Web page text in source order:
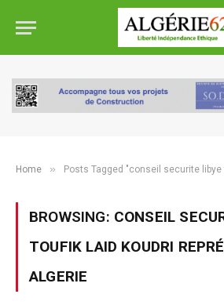
Home » Posts Tagged "conseil securite libye toufik
BROWSING: CONSEIL
TOUFIK LAID KOUDRI
ALGERIE